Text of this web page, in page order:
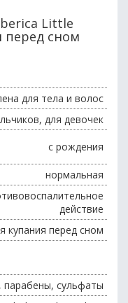
Little
перед сном
для тела и волос
для девочек
с рождения
нормальная
действие
купания перед сном
парабены, сульфаты